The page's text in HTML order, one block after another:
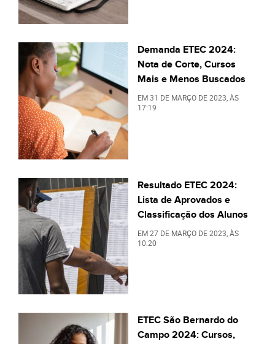
Demanda ETEC 2024:
Nota de Corte, Cursos
Mais e Menos Buscados
EM31 DE MARÇO DE 2023, ÀS
17:19
Resultado ETEC 2024:
Lista de Aprovados e
Classificação dos Alunos
EM27 DE MARÇO DE 2023 , ÀS
10:20
ETEC São Bernardo do
Campo 2024: Cursos,